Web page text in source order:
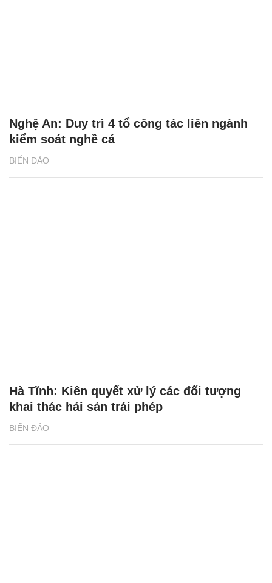
BIỂN ĐẢO
Nghệ An: Duy trì 4 tổ công tác liên ngành
kiểm soát nghề cá
BIỂN ĐẢO
Hà Tĩnh: Kiên quyết xử lý các đối tượng
khai thác hải sản trái phép